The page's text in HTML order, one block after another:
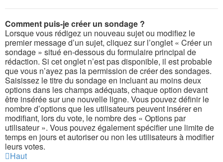
Comment puis-je créer un sondage ?
Lorsque vous rédigez un nouveau sujet ou modifiez le
premier message d’un sujet, cliquez sur l’onglet « Créer un
sondage » situé en-dessous du formulaire principal de
rédaction. Si cet onglet n’est pas disponible, il est probable
que vous n’ayez pas la permission de créer des sondages.
Saisissez le titre du sondage en incluant au moins deux
options dans les champs adéquats, chaque option devant
être insérée sur une nouvelle ligne. Vous pouvez définir le
nombre d’options que les utilisateurs peuvent insérer en
modifiant, lors du vote, le nombre des « Options par
utilisateur ». Vous pouvez également spécifier une limite de
temps en jours et autoriser ou non les utilisateurs à modifier
leurs votes.
Haut